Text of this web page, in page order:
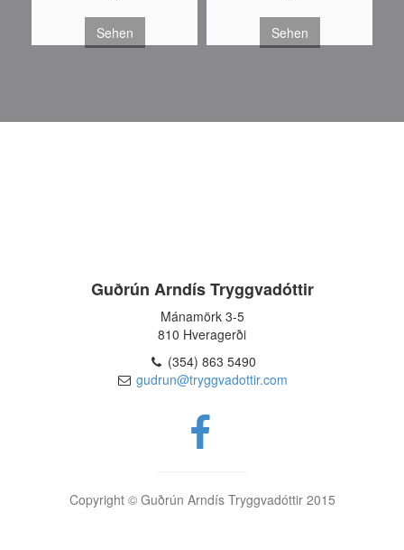
Sehen Sehen
Guðrún Arndís Tryggvadóttir
Mánamörk 3-5
810 Hveragerði
(354) 863 5490
gudrun@tryggvadottir.com
Copyright © Guðrún Arndís Tryggvadóttir 2015